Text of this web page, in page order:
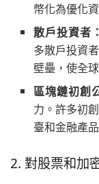
幣化為優化
散戶投資者
多散戶投資
壁壘，使全
區塊鏈初創
力。許多初
臺和金融產
2. 對股票和加